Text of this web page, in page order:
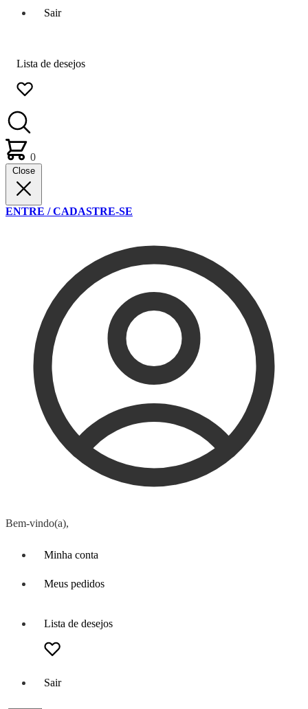
Sair
Lista de desejos
0
Close
ENTRE / CADASTRE-SE
Bem-vindo(a),
Minha conta
Meus pedidos
Lista de desejos
Sair